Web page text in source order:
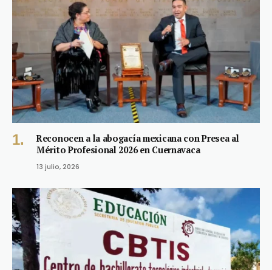
Reconocen a la abogacía mexicana con Presea al
Mérito Profesional 2026 en Cuernavaca
13 julio, 2026